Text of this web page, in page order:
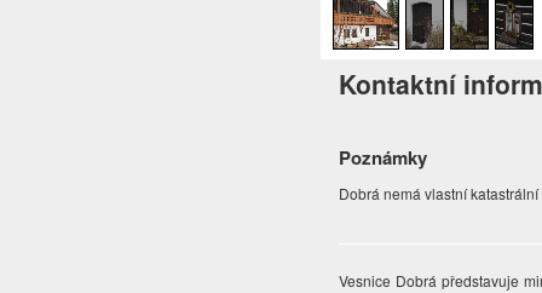
Kontaktní
Poznámky
Dobrá nemá vlastní
Vesnice Dobrá představuje